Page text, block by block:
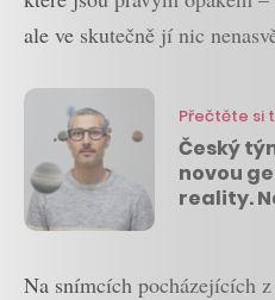
ale ve skutečně jí nic
Přečtěte si
Český
novou
reality.
Na snímcích pocházejících